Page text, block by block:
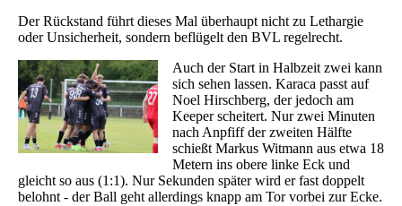
Der Rückstand führt dieses Mal überhaupt nicht zu Lethargie
oder Unsicherheit, sondern beflügelt den BVL regelrecht.
Auch der Start in Halbzeit zwei kann
sich sehen lassen. Karaca passt auf
Noel Hirschberg, der jedoch am
Keeper scheitert. Nur zwei Minuten
nach Anpfiff der zweiten Hälfte
schießt Markus Witmann aus etwa 18
Metern ins obere linke Eck und
gleicht so aus (1:1). Nur Sekunden später wird er fast doppelt
belohnt - der Ball geht allerdings knapp am Tor vorbei zur Ecke.